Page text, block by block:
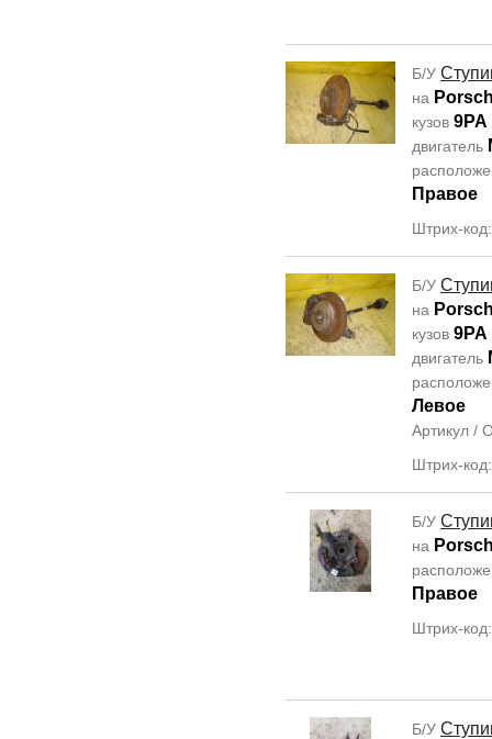
Б/У
на
кузов 9PA
двигатель
Правое
Штрих-
Б/У
на
кузов 9PA
двигатель
Левое
Артикул /
Штрих-
Б/У
на
Правое
Штрих-
Б/У